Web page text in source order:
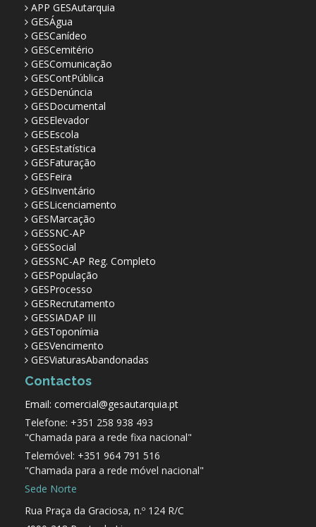
APP GESAutarquia
GESÁgua
GESCanídeo
GESCemitério
GESComunicação
GESContPública
GESDenúncia
GESDocumental
GESElevador
GESEscola
GESEstatística
GESFaturação
GESFeira
GESInventário
GESLicenciamento
GESMarcação
GESSNC-AP
GESSocial
GESSNC-AP Reg. Completo
GESPopulação
GESProcesso
GESRecrutamento
GESSIADAP III
GESToponímia
GESVencimento
GESViaturasAbandonadas
Contactos
Email: comercial@gesautarquia.pt
Telefone: +351 258 938 493
"Chamada para a rede fixa nacional"
Telemóvel: +351 964 791 516
"Chamada para a rede móvel nacional"
Sede Norte
Rua Praça da Graciosa, n.º 124 R/C